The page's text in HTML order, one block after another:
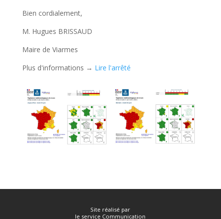
Bien cordialement,
M. Hugues BRISSAUD
Maire de Viarmes
Plus d'informations → Lire l'arrêté
Site réalisé par
le service Communication